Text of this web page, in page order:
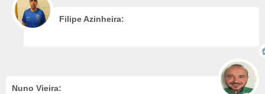
Filipe Azinheira:
Nuno Vieira: